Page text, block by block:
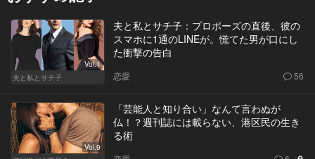
Vol.1
夫と私とサチ子
夫と私とサチ子：プロポーズの直後、彼の
スマホに1通のLINEが。慌てた男が口にし
た衝撃の告白
恋愛 56
Vol.9
「芸能人と知り合い」なんて言わぬが
仏！？週刊誌には載らない、港区民の生き
る術